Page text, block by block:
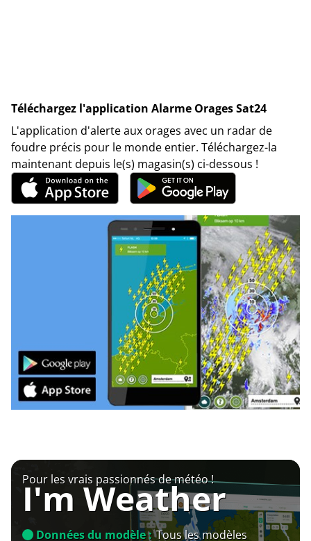
Téléchargez l'application Alarme Orages Sat24
L'application d'alerte aux orages avec un radar de
foudre précis pour le monde entier. Téléchargez-la
maintenant depuis le(s) magasin(s) ci-dessous !
Pour les vrais passionnés de météo !
I'm Weather
Données du modèle : Tous les modèles